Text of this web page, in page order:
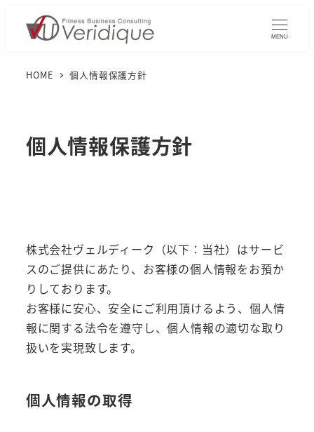
MENU
HOME 個人情報保護方針
個人情報保護方針
株式会社ヴェルディーク（以下：当社）はサービ
スのご提供にあたり、お客様の個人情報をお預か
りしております。
お客様に安心、安全にご利用頂けるよう、個人情
報に関する法令を遵守し、個人情報の適切な取り
扱いを実現致します。
個人情報の取得